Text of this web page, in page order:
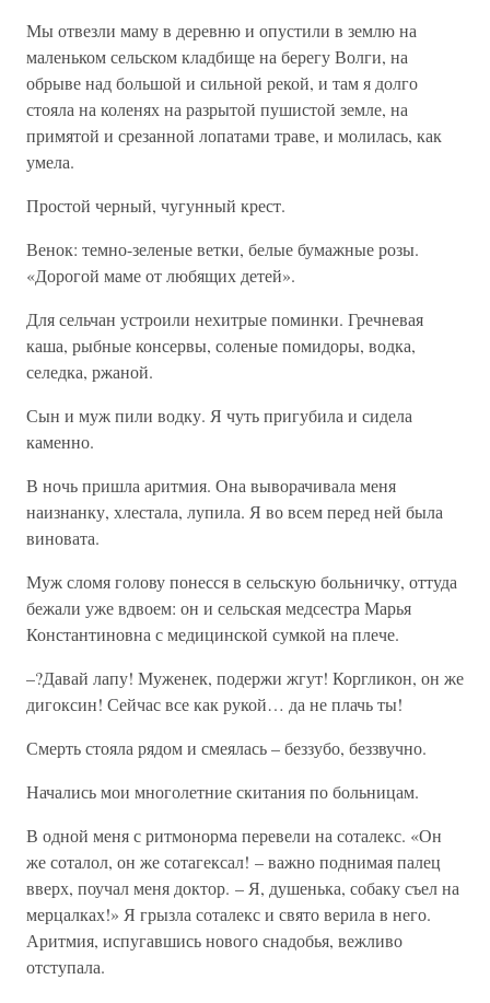
Мы отвезли маму в деревню и опустили в землю на
маленьком сельском кладбище на берегу Волги, на
обрыве над большой и сильной рекой, и там я долго
стояла на коленях на разрытой пушистой земле, на
примятой и срезанной лопатами траве, и молилась, как
умела.
Простой черный, чугунный крест.
Венок: темно-зеленые ветки, белые бумажные розы.
«Дорогой маме от любящих детей».
Для сельчан устроили нехитрые поминки. Гречневая
каша, рыбные консервы, соленые помидоры, водка,
селедка, ржаной.
Сын и муж пили водку. Я чуть пригубила и сидела
каменно.
В ночь пришла аритмия. Она выворачивала меня
наизнанку, хлестала, лупила. Я во всем перед ней была
виновата.
Муж сломя голову понесся в сельскую больничку, оттуда
бежали уже вдвоем: он и сельская медсестра Марья
Константиновна с медицинской сумкой на плече.
–?Давай лапу! Муженек, подержи жгут! Коргликон, он же
дигоксин! Сейчас все как рукой… да не плачь ты!
Смерть стояла рядом и смеялась – беззубо, беззвучно.
Начались мои многолетние скитания по больницам.
В одной меня с ритмонорма перевели на соталекс. «Он
же соталол, он же сотагексал! – важно поднимая палец
вверх, поучал меня доктор. – Я, душенька, собаку съел на
мерцалках!» Я грызла соталекс и свято верила в него.
Аритмия, испугавшись нового снадобья, вежливо
отступала.